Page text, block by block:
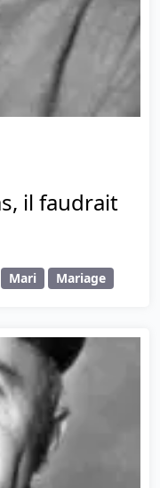
il faudrait
Mari Mariage